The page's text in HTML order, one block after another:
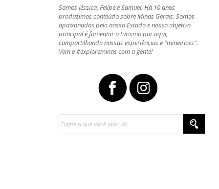
Somos Jéssica, Felipe e Samuel. Há 10 anos
produzimos conteúdo sobre Minas Gerais. Somos
apaixonados pelo nosso Estado e nosso objetivo
principal é fomentar o turismo por aqui,
compartilhando nossas experiências e "mineirices".
Vem e #exploreminas com a gente!